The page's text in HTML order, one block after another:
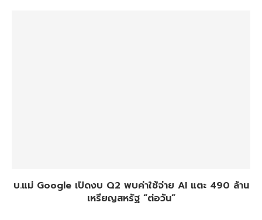
บ.แม่ Google เปิดงบ Q2 พบค่าใช้จ่าย AI แตะ 490 ล้าน
เหรียญสหรัฐ “ต่อวัน”